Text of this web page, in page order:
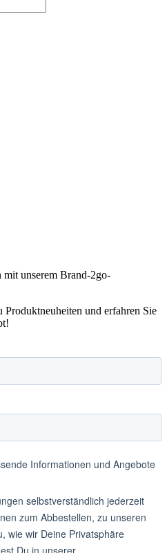
unserem Brand-2go-
und erfahren Sie